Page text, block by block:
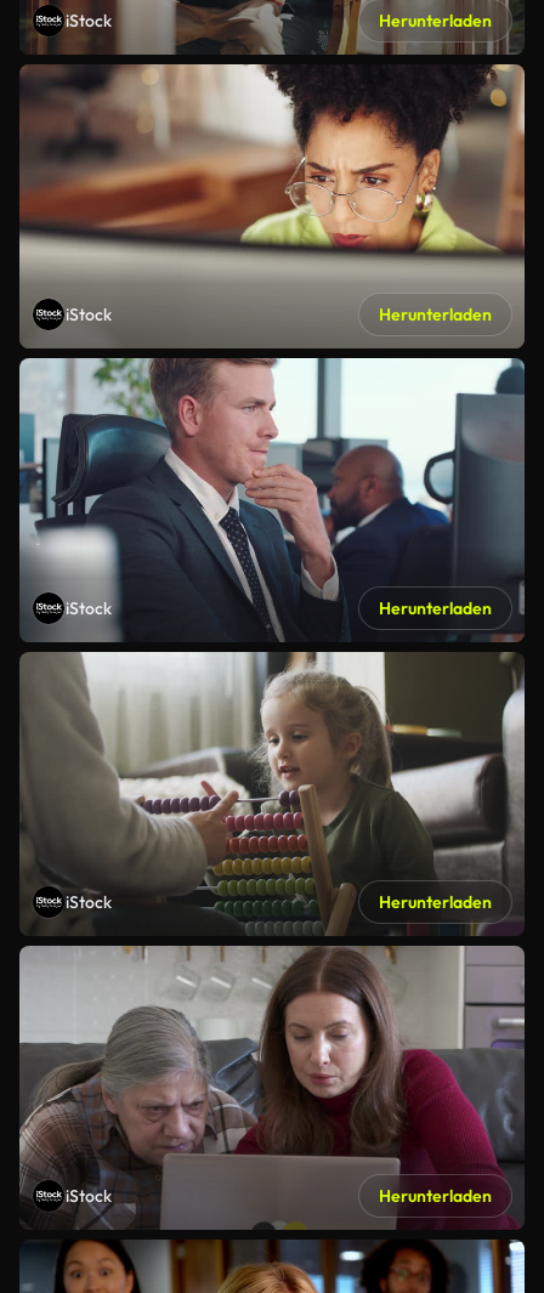
iStock Herunterladen
iStock Herunterladen
iStock Herunterladen
iStock Herunterladen
iStock Herunterladen